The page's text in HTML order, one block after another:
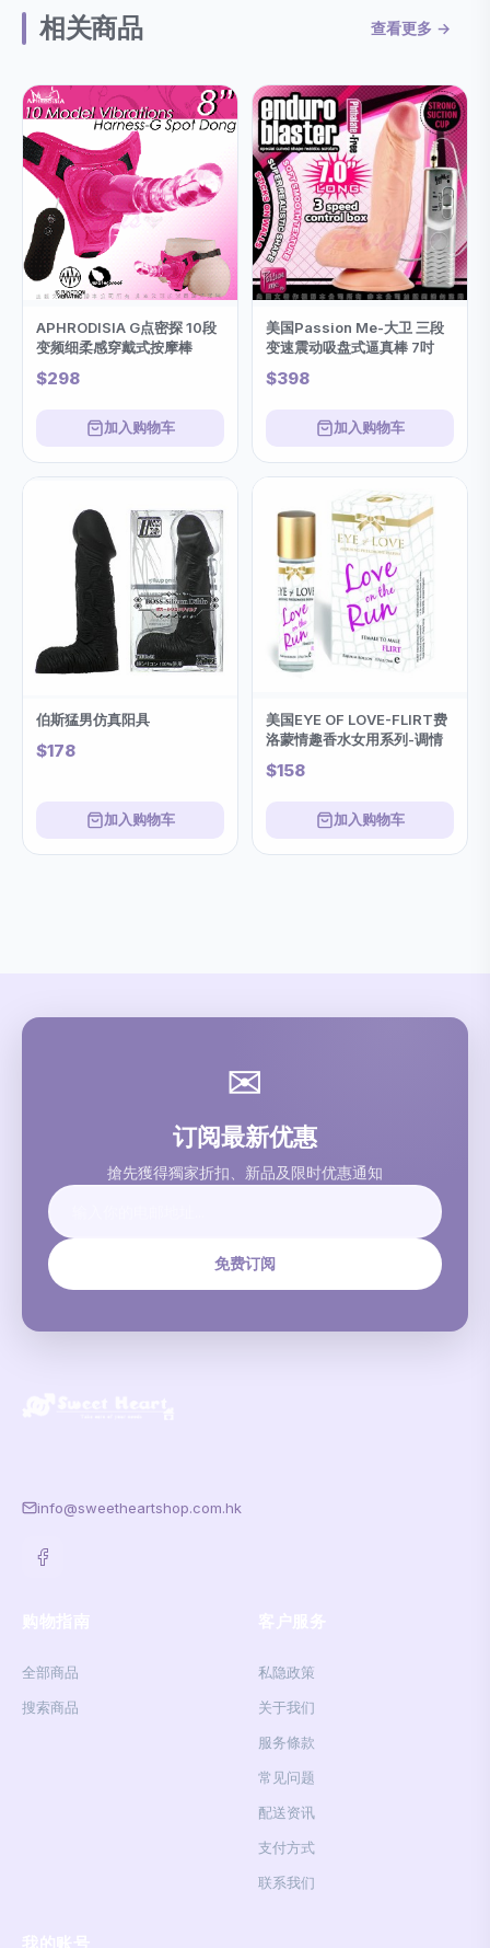
相关商品 查看更多 →
APHRODISIA G点密探 10段
变频细柔感穿戴式按摩棒
$298
加入购物车
美国Passion Me-大卫 三段
变速震动吸盘式逼真棒 7吋
$398
加入购物车
伯斯猛男仿真阳具
$178
加入购物车
美国EYE OF LOVE-FLIRT费
洛蒙情趣香水女用系列-调情
$158
加入购物车
✉
订阅最新优惠
搶先獲得獨家折扣、新品及限时优惠通知
免费订阅
info@sweetheartshop.com.hk
全部商品
搜索商品
私隐政策
关于我们
服务條款
常见问题
配送资讯
支付方式
联系我们